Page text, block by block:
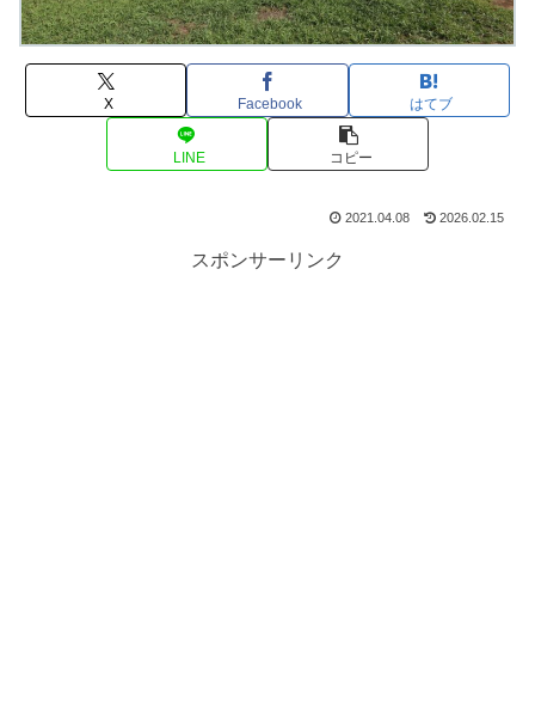
X Facebook はてブ
LINE コピー
2021.04.08 2026.02.15
スポンサーリンク